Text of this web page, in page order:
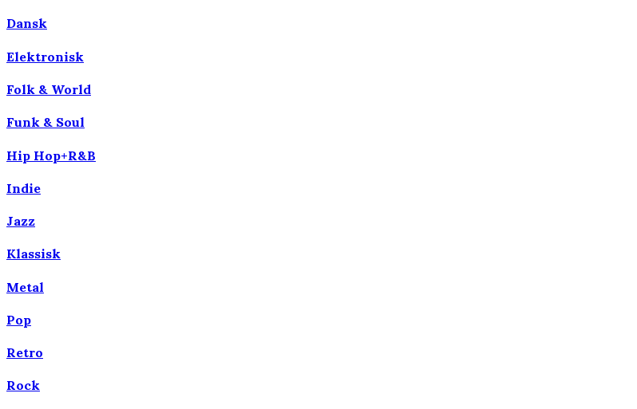
Dansk
Elektronisk
Folk & World
Funk & Soul
Hip Hop+R&B
Indie
Jazz
Klassisk
Metal
Pop
Retro
Rock